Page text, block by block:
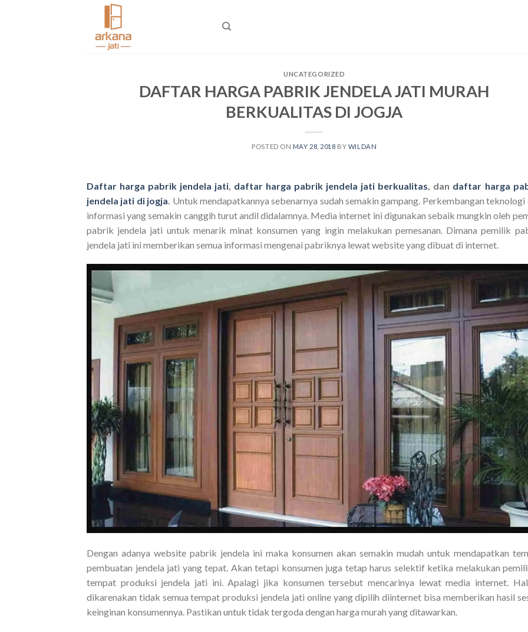
UNCATEGORIZED
DAFTAR HARGA PABRIK JENDELA JATI MURAH
BERKUALITAS DI JOGJA
POSTED ON MAY 28, 2018 BY WILDAN
Daftar harga pabrik jendela jati daftar harga pabrik jendela jati berkualitas , dan daftar harga
jendela jati di jogja Untuk mendapatkannya sebenarnya sudah semakin gampang. Perkembangan teknologi
informasi yang semakin canggih turut andil didalamnya. Media internet ini digunakan sebaik mungkin oleh
pabrik jendela jati untuk menarik minat konsumen yang ingin melakukan pemesanan. Dimana pemilik
jendela jati ini memberikan semua informasi mengenai pabriknya lewat website yang dibuat di internet.
Dengan adanya website pabrik jendela ini maka konsumen akan semakin mudah untuk mendapatkan
pembuatan jendela jati yang tepat. Akan tetapi konsumen juga tetap harus selektif ketika melakukan
tempat produksi jendela jati ini. Apalagi jika konsumen tersebut mencarinya lewat media internet.
dikarenakan tidak semua tempat produksi jendela jati online yang dipilih diinternet bisa memberikan hasil
keinginan konsumennya. Pastikan untuk tidak tergoda dengan harga murah yang ditawarkan.